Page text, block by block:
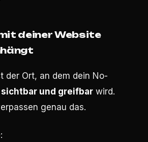
deiner Website
der Ort, an dem dein No-
sichtbar und greifbar wird.
genau das.